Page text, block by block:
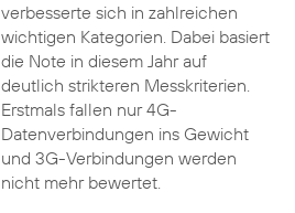
verbesserte sich in zahlreichen
wichtigen Kategorien. Dabei basiert
die Note in diesem Jahr auf
deutlich strikteren Messkriterien.
Erstmals fallen nur 4G-
Datenverbindungen ins Gewicht
und 3G-Verbindungen werden
nicht mehr bewertet.